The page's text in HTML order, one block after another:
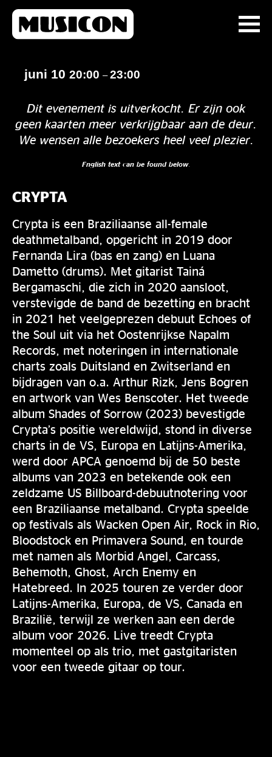
juni 10 20:00 –23:00
Dit evenement is uitverkocht. Er zijn ook
geen kaarten meer verkrijgbaar aan de deur.
We wensen alle bezoekers heel veel plezier.
English text can be found below.
CRYPTA
Crypta is een Braziliaanse all-female
deathmetalband, opgericht in 2019 door
Fernanda Lira (bas en zang) en Luana
Dametto (drums). Met gitarist Tainá
Bergamaschi, die zich in 2020 aansloot,
verstevigde de band de bezetting en bracht
in 2021 het veelgeprezen debuut Echoes of
the Soul uit via het Oostenrijkse Napalm
Records, met noteringen in internationale
charts zoals Duitsland en Zwitserland en
bijdragen van o.a. Arthur Rizk, Jens Bogren
en artwork van Wes Benscoter. Het tweede
album Shades of Sorrow (2023) bevestigde
Crypta’s positie wereldwijd, stond in diverse
charts in de VS, Europa en Latijns-Amerika,
werd door APCA genoemd bij de 50 beste
albums van 2023 en betekende ook een
zeldzame US Billboard-debuutnotering voor
een Braziliaanse metalband. Crypta speelde
op festivals als Wacken Open Air, Rock in Rio,
Bloodstock en Primavera Sound, en tourde
met namen als Morbid Angel, Carcass,
Behemoth, Ghost, Arch Enemy en
Hatebreed. In 2025 touren ze verder door
Latijns-Amerika, Europa, de VS, Canada en
Brazilië, terwijl ze werken aan een derde
album voor 2026. Live treedt Crypta
momenteel op als trio, met gastgitaristen
voor een tweede gitaar op tour.